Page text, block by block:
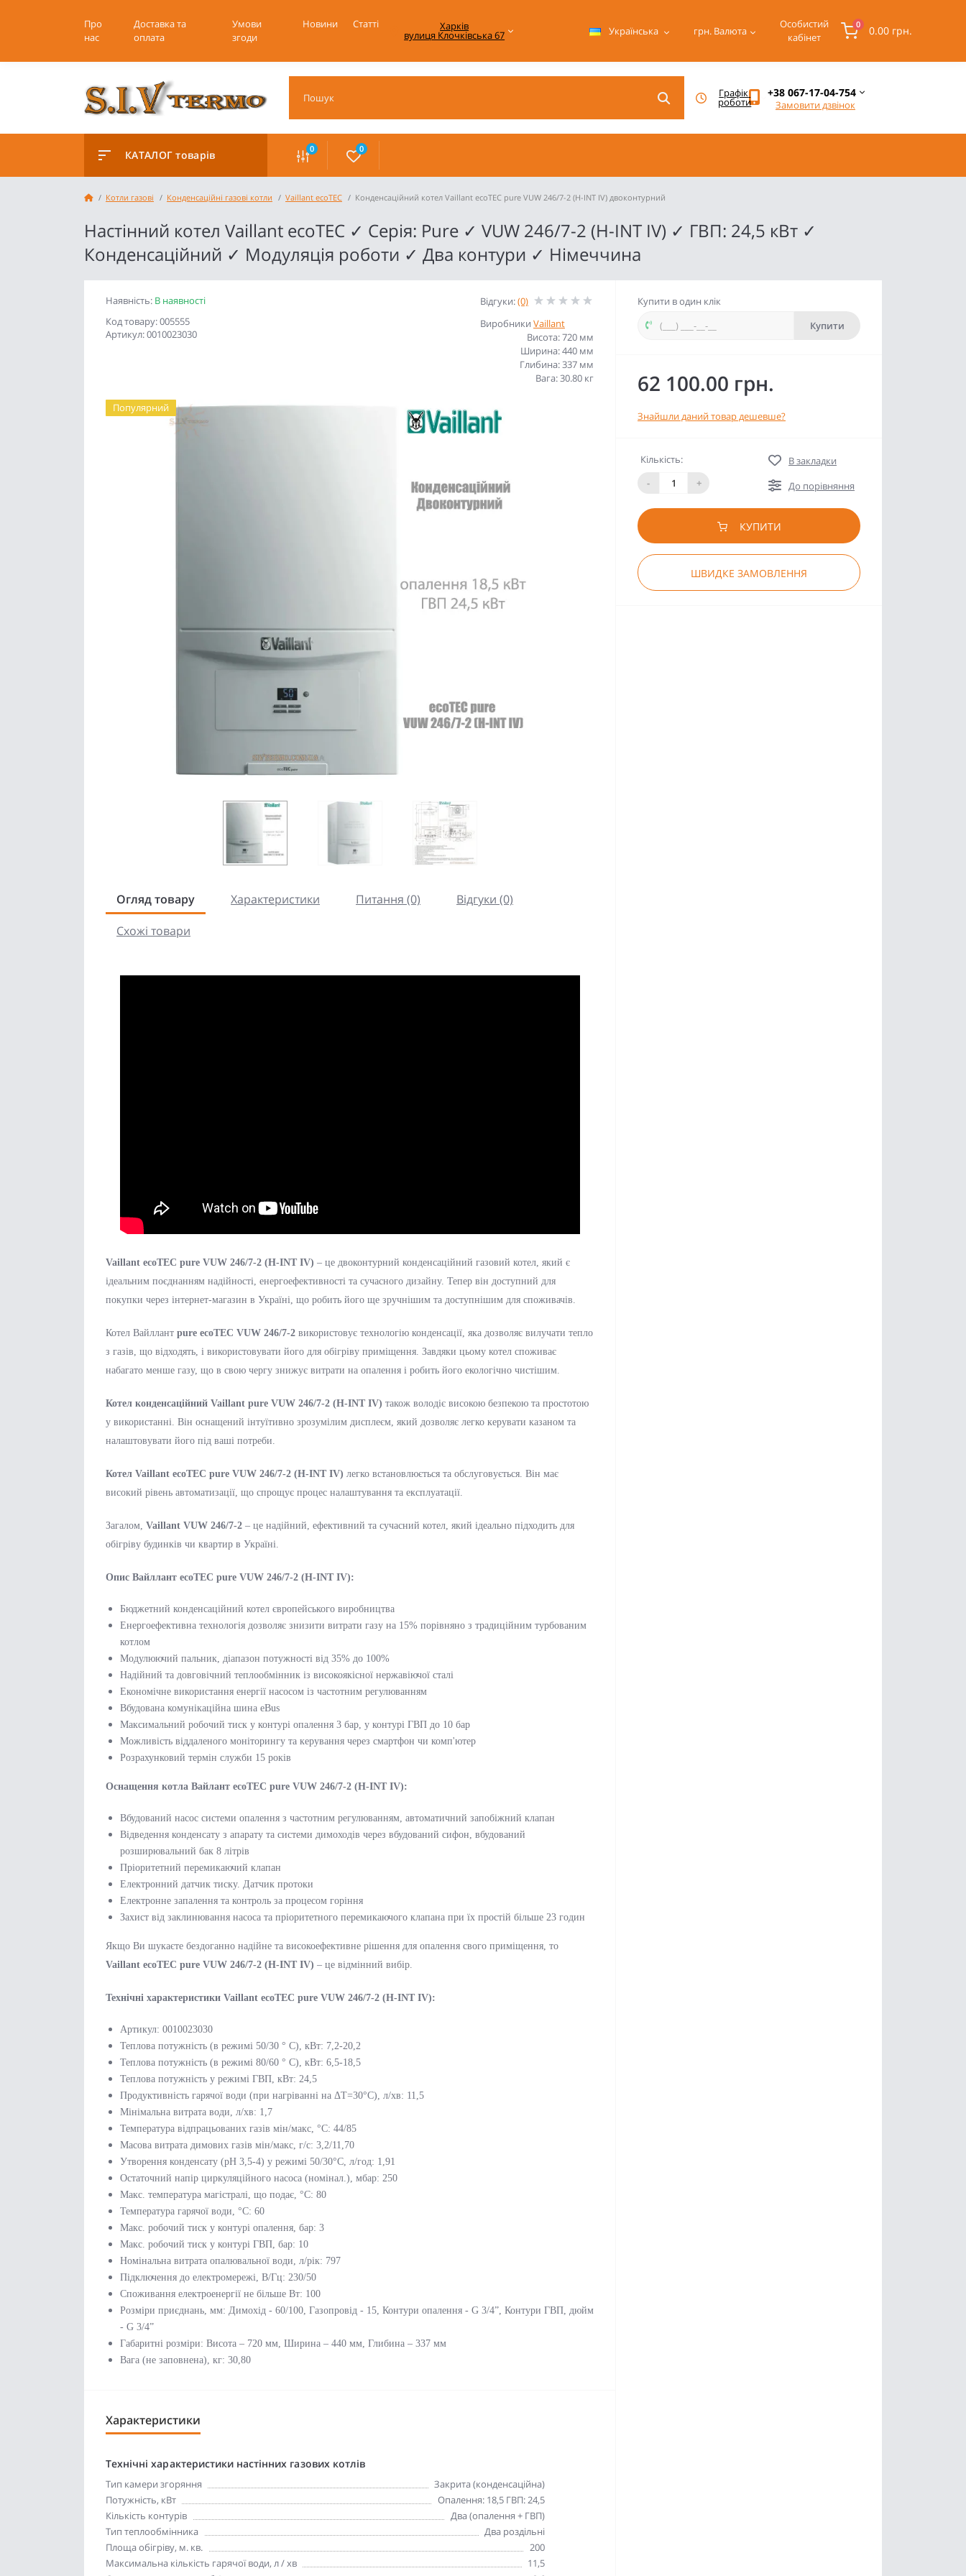
Про
нас
Доставка та
оплата
Умови
згоди
Новини Статті Харків
вулиця Клочківська 67 Українська грн. Валюта
Особистий
кабінет
0 0.00 грн.
Графік
роботи
+38 067-17-04-754
Замовити дзвінок
КАТАЛОГ товарів 0 0
Котли газові Конденсаційні газові котли Vaillant ecoTEC Конденсаційний котел Vaillant ecoTEC pure VUW 246/7-2 (H-INT IV) двоконтурний
Настінний котел Vaillant ecoTEC ✓ Серія: Pure ✓ VUW 246/7-2 (H-INT IV) ✓ ГВП: 24,5 кВт ✓
Конденсаційний ✓ Модуляція роботи ✓ Два контури ✓ Німеччина
Наявність: В наявності
Код товару: 005555
Артикул: 0010023030
Відгуки:(0)
Виробники Vaillant
Висота: 720 мм
Ширина: 440 мм
Глибина: 337 мм
Вага: 30.80 кг
Популярний
Огляд товару Характеристики Питання (0)
Відгуки (0)
Схожі товари
Vaillant ecoTEC pure VUW 246/7-2 (H-INT IV) – це двоконтурний конденсаційний газовий котел, який є
ідеальним поєднанням надійності, енергоефективності та сучасного дизайну. Тепер він доступний для
покупки через інтернет-магазин в Україні, що робить його ще зручнішим та доступнішим для споживачів.
Котел Вайллант pure ecoTEC VUW 246/7-2 використовує технологію конденсації, яка дозволяє вилучати тепло
з газів, що відходять, і використовувати його для обігріву приміщення. Завдяки цьому котел споживає
набагато менше газу, що в свою чергу знижує витрати на опалення і робить його екологічно чистішим.
Котел конденсаційний Vaillant pure VUW 246/7-2 (H-INT IV) також володіє високою безпекою та простотою
у використанні. Він оснащений інтуїтивно зрозумілим дисплеєм, який дозволяє легко керувати казаном та
налаштовувати його під ваші потреби.
Котел Vaillant ecoTEC pure VUW 246/7-2 (H-INT IV) легко встановлюється та обслуговується. Він має
високий рівень автоматизації, що спрощує процес налаштування та експлуатації.
Загалом, Vaillant VUW 246/7-2 – це надійний, ефективний та сучасний котел, який ідеально підходить для
обігріву будинків чи квартир в Україні.
Опис Вайллант ecoTEC pure VUW 246/7-2 (H-INT IV):
Бюджетний конденсаційний котел європейського виробництва
Енергоефективна технологія дозволяє знизити витрати газу на 15% порівняно з традиційним турбованим
котлом
Модулюючий пальник, діапазон потужності від 35% до 100%
Надійний та довговічний теплообмінник із високоякісної нержавіючої сталі
Економічне використання енергії насосом із частотним регулюванням
Вбудована комунікаційна шина eBus
Максимальний робочий тиск у контурі опалення 3 бар, у контурі ГВП до 10 бар
Можливість віддаленого моніторингу та керування через смартфон чи комп'ютер
Розрахунковий термін служби 15 років
Оснащення котла Вайлант ecoTEC pure VUW 246/7-2 (H-INT IV):
Вбудований насос системи опалення з частотним регулюванням, автоматичний запобіжний клапан
Відведення конденсату з апарату та системи димоходів через вбудований сифон, вбудований
розширювальний бак 8 літрів
Пріоритетний перемикаючий клапан
Електронний датчик тиску. Датчик протоки
Електронне запалення та контроль за процесом горіння
Захист від заклинювання насоса та пріоритетного перемикаючого клапана при їх простій більше 23 годин
Якщо Ви шукаєте бездоганно надійне та високоефективне рішення для опалення свого приміщення, то
Vaillant ecoTEC pure VUW 246/7-2 (H-INT IV) – це відмінний вибір.
Технічні характеристики Vaillant ecoTEC pure VUW 246/7-2 (H-INT IV):
Артикул: 0010023030
Теплова потужність (в режимі 50/30 ° C), кВт: 7,2-20,2
Теплова потужність (в режимі 80/60 ° С), кВт: 6,5-18,5
Теплова потужність у режимі ГВП, кВт: 24,5
Продуктивність гарячої води (при нагріванні на ΔT=30°C), л/хв: 11,5
Мінімальна витрата води, л/хв: 1,7
Температура відпрацьованих газів мін/макс, °C: 44/85
Масова витрата димових газів мін/макс, г/с: 3,2/11,70
Утворення конденсату (pH 3,5-4) у режимі 50/30°С, л/год: 1,91
Остаточний напір циркуляційного насоса (номінал.), мбар: 250
Макс. температура магістралі, що подає, °C: 80
Температура гарячої води, °С: 60
Макс. робочий тиск у контурі опалення, бар: 3
Макс. робочий тиск у контурі ГВП, бар: 10
Номінальна витрата опалювальної води, л/рік: 797
Підключення до електромережі, В/Гц: 230/50
Споживання електроенергії не більше Вт: 100
Розміри приєднань, мм: Димохід - 60/100, Газопровід - 15, Контури опалення - G 3/4”, Контури ГВП, дюйм
- G 3/4”
Габаритні розміри: Висота – 720 мм, Ширина – 440 мм, Глибина – 337 мм
Вага (не заповнена), кг: 30,80
Характеристики
Технічні характеристики настінних газових котлів
Тип камери згоряння
Закрита (конденсаційна)
Потужність, кВт
Опалення: 18,5 ГВП: 24,5
Кількість контурів
Два (опалення + ГВП)
Тип теплообмінника
Два роздільні
Площа обігріву, м. кв.
200
Максимальна кількість гарячої води, л / хв
11,5
Купити в один клік
Купити
62 100.00 грн.
Знайшли даний товар дешевше?
Кількість:
-
+
В закладки
До порівняння
КУПИТИ
ШВИДКЕ ЗАМОВЛЕННЯ